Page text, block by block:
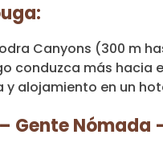
Canyons (300 m
conduzca más hacia
alojamiento en un
Gente Nómada